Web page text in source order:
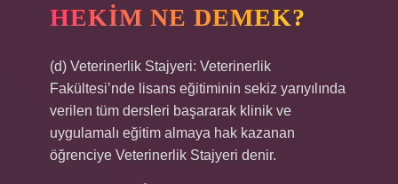
HEKIM NE DEMEK?
(d) Veterinerlik Stajyeri: Veterinerlik
Fakültesi’nde lisans eğitiminin sekiz yarıyılında
verilen tüm dersleri başararak klinik ve
uygulamalı eğitim almaya hak kazanan
öğrenciye Veterinerlik Stajyeri denir.